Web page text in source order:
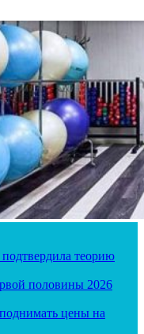
теорию
половины 2026
цены на